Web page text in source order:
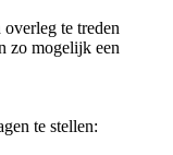
te treden
zo mogelijk een
te stellen: